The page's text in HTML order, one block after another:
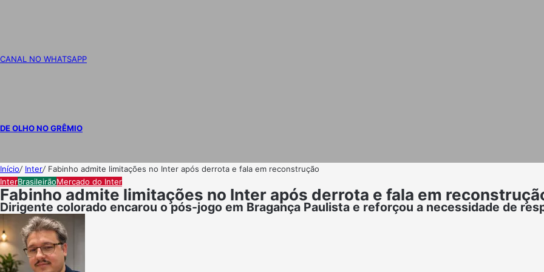
CANAL NO WHATSAPP
DE OLHO NO GRÊMIO
Início/ Inter/ Fabinho admite limitações no Inter após derrota e fala em reconstrução
InterBrasileirãoMercado do Inter
Fabinho admite limitações no Inter após derrota e fala em
Dirigente colorado encarou o pós-jogo em Bragança Paulista e reforçou a necessidade de